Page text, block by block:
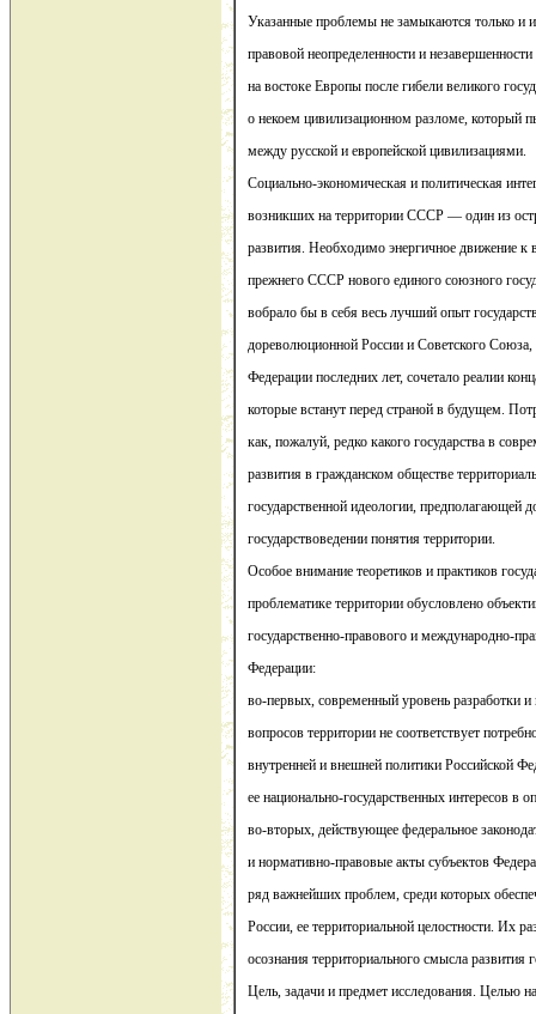
Указанные проблемы не замыкаются только и
правовой неопределенности и
на востоке Европы после гибели великого
о некоем цивилизационном разломе, который
между русской и европейской цивилизациями.
Социально-экономическая и политическая
возникших на территории СССР — один из
развития. Необходимо энергичное движение к
прежнего СССР нового единого союзного
вобрало бы в себя весь лучший опыт
дореволюционной России и Советского Союза,
Федерации последних лет, сочетало реалии
которые встанут перед страной в будущем.
как, пожалуй, редко какого государства в
развития в гражданском обществе
государственной идеологии, предполагающей
государствоведении понятия территории.
Особое внимание теоретиков и практиков
проблематике территории обусловлено
государственно-правового и международно-
Федерации:
во-первых, современный уровень разработки
вопросов территории не соответствует
внутренней и внешней политики Российской
ее национально-государственных интересов в
во-вторых, действующее федеральное
и нормативно-правовые акты субъектов
ряд важнейших проблем, среди которых
России, ее территориальной целостности. Их
осознания территориального смысла развития
Цель, задачи и предмет исследования. Целью